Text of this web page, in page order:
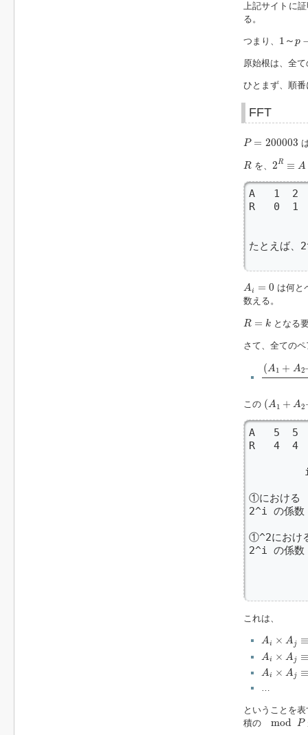
上記サイトに
る。
つまり、 1 ～ p
1
原始根は、全
ひとまず、順
FFT
P = 200003
P= 200003
R
Rを、 2R ≡ A
2 R
A   1  2
R   0  1
たとえば
Ai = 0
Ai
は何と
数える。
R = k
R= となる
さて、全ての
(A1 + A2
A 1 +
この (A1 + A2
(A1 A 2+
A   5  5
R   4  4
①におけ
2^i の係数
①^2にお
2^i の係
これは、
Ai × A j
A ≡2
A i × A j
A ≡2
A i × A j
A ≡2
…
ということを表
積の
mod P
modP